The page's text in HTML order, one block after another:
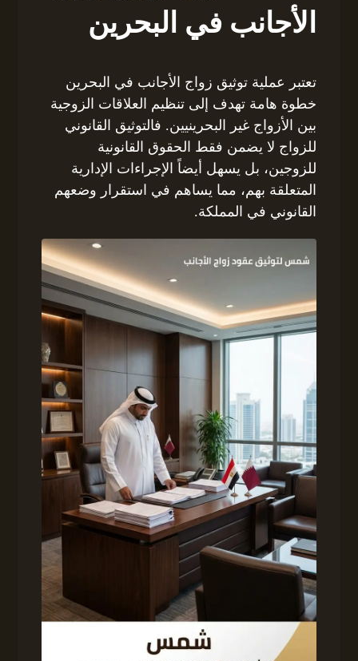
الأجانب في البحرين
تعتبر عملية توثيق زواج الأجانب في البحرين
خطوة هامة تهدف إلى تنظيم العلاقات الزوجية
بين الأزواج غير البحرينيين. فالتوثيق القانوني
للزواج لا يضمن فقط الحقوق القانونية
للزوجين، بل يسهل أيضاً الإجراءات الإدارية
المتعلقة بهم، مما يساهم في استقرار وضعهم
القانوني في المملكة.